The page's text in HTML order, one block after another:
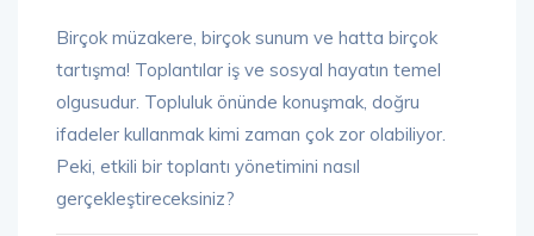
Birçok müzakere, birçok sunum ve hatta birçok
tartışma! Toplantılar iş ve sosyal hayatın temel
olgusudur. Topluluk önünde konuşmak, doğru
ifadeler kullanmak kimi zaman çok zor olabiliyor.
Peki, etkili bir toplantı yönetimini nasıl
gerçekleştireceksiniz?